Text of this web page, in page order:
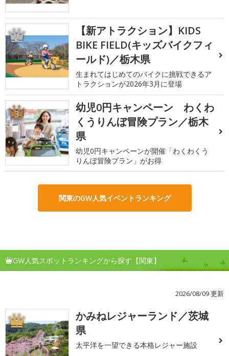
2
【新アトラクション】KIDS
BIKE FIELD(キッズバイクフィ
ールド)／栃木県
生まれてはじめてのバイクに挑戦できるア
トラクションが2026年3月に登場
3
幼児0円キャンペーン わくわ
くうりんぼ冒険プラン／栃木
県
幼児0円キャンペーンが開催「わくわくう
りんぼ冒険プラン」がお得
関東のGW人気イベントランキング
GW人気スポットランキングから探す【関東】
2026/08/09 更新
1
かみねレジャーランド／茨城
県
太平洋を一望できる本格レジャー施設